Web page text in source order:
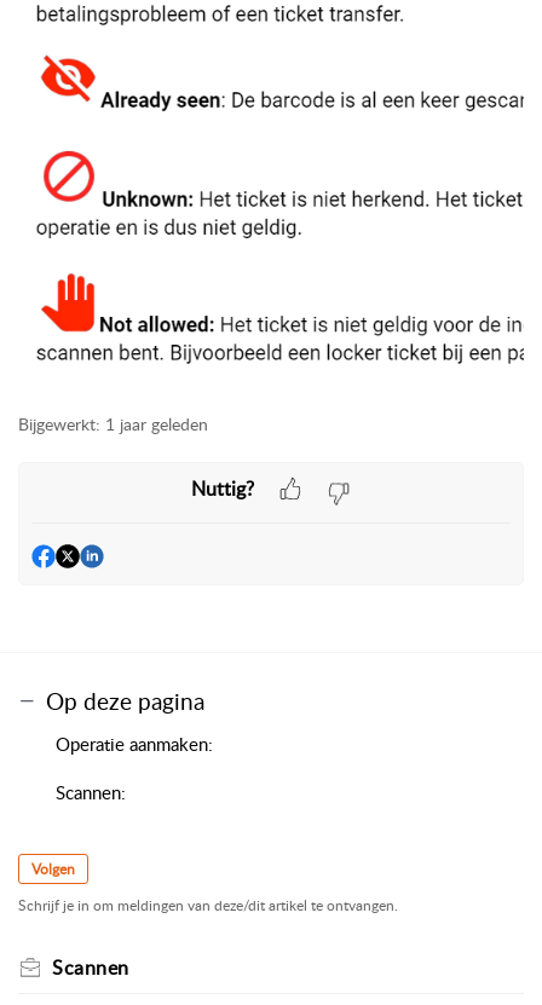
Bijgewerkt: 1 jaar geleden
Nuttig?
Op deze pagina
Operatie aanmaken:
Scannen:
Volgen
Schrijf je in om meldingen van deze/dit artikel te ontvangen.
Scannen